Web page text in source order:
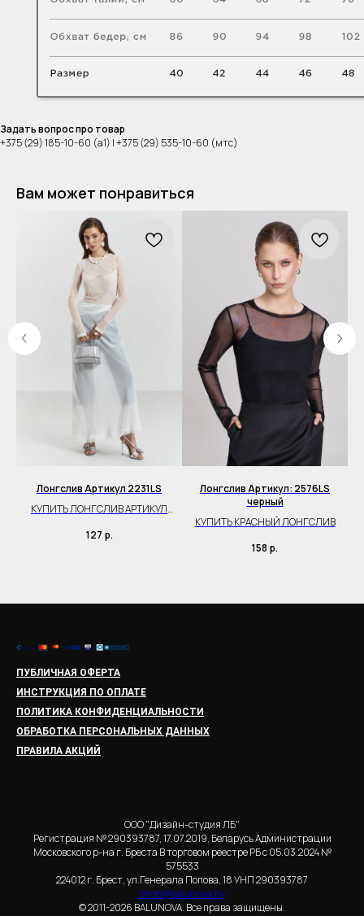
Задать вопрос про товар
+375 (29) 185-10-60 (а1) | +375 (29) 535-10-60 (мтс)
Вам может понравиться
Лонгслив Артикул 2231LS
КУПИТЬ ЛОНГСЛИВ АРТИКУЛ
127 р.
Лонгслив Артикул: 2576LS
черный
КУПИТЬ КРАСНЫЙ ЛОНГСЛИВ
158 р.
ПУБЛИЧНАЯ ОФЕРТА
ИНСТРУКЦИЯ ПО ОПЛАТЕ
ПОЛИТИКА КОНФИДЕНЦИАЛЬНОСТИ
ОБРАБОТКА ПЕРСОНАЛЬНЫХ ДАННЫХ
ПРАВИЛА АКЦИЙ
ООО "Дизайн-студия ЛБ"
Регистрация № 290393787, 17.07.2019, Беларусь Администрации
Московского р-на г. Бреста В торговом реестре РБ с 05.03.2024 №
575533
224012 г. Брест, ул.Генерала Попова, 18 УНП 290393787
shop@balunova.by
© 2011-2026 BALUNOVA. Все права защищены.